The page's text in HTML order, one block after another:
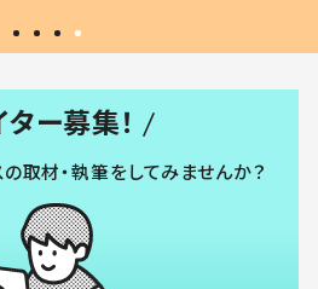
ー募集！
取材・執筆をしてみませんか？